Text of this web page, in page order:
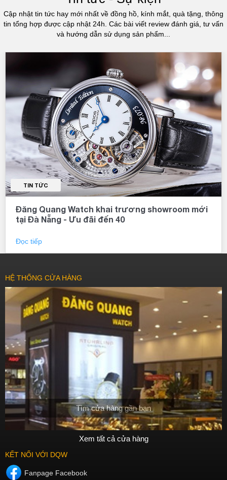
Cập nhật tin tức hay mới nhất về đồng hồ, kính mắt, quà tặng, thông
tin tổng hợp được cập nhật 24h. Các bài viết review đánh giá, tư vấn
và hướng dẫn sử dụng sản phẩm...
TIN TỨC
Đăng Quang Watch khai trương showroom mới
tại Đà Nẵng - Ưu đãi đến 40
Đọc tiếp
HỆ THỐNG CỬA HÀNG
Tìm cửa hàng gần bạn
Xem tất cả cửa hàng
KẾT NỐI VỚI DQW
Fanpage Facebook